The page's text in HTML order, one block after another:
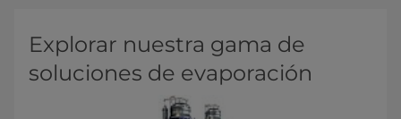
Explorar nuestra gama de
soluciones de evaporación